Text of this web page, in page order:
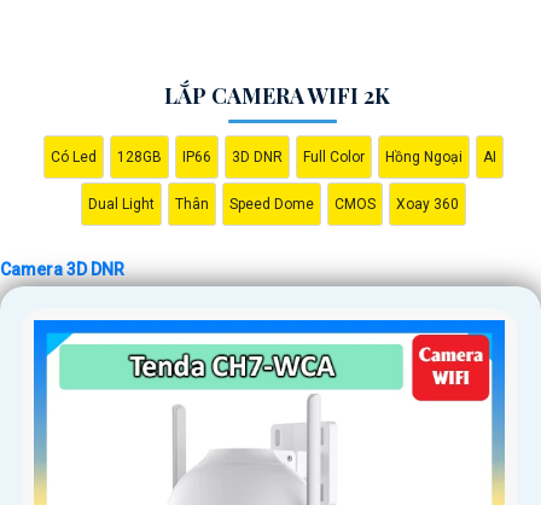
LẮP CAMERA WIFI 2K
Có Led 128GB IP66 3D DNR Full Color Hồng Ngoại AI
Dual Light Thân Speed Dome CMOS Xoay 360
Camera 3D DNR